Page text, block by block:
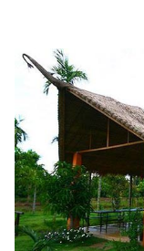
ออนไลน์
เรียน
ออนไลน์
ติดต่อ
โฆษณา
แจ้ง
ปัญหา